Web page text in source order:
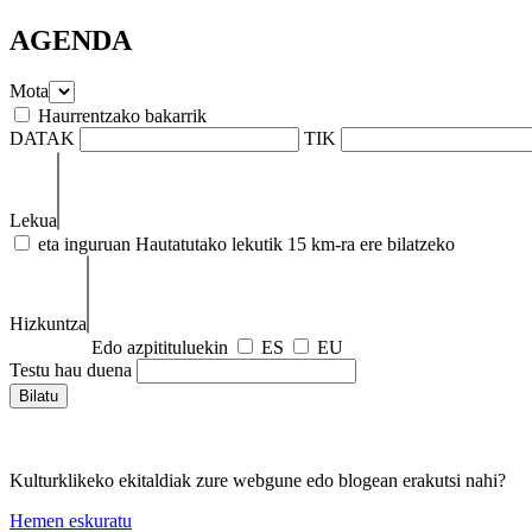
AGENDA
Mota
Haurrentzako bakarrik
DATAK
TIK
Lekua
eta inguruan Hautatutako lekutik 15 km-ra ere bilatzeko
Hizkuntza
Edo azpitituluekin
ES
EU
Testu hau duena
Kulturklikeko ekitaldiak zure webgune edo blogean erakutsi nahi?
Hemen eskuratu